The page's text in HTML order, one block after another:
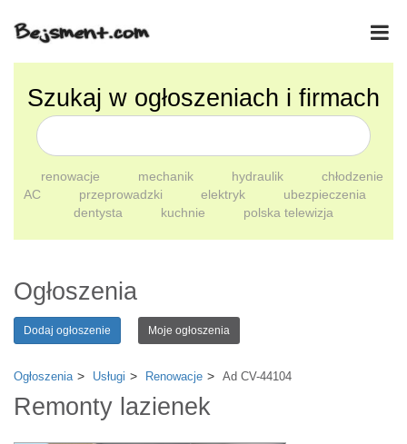
Szukaj w ogłoszeniach i firmach
renowacje mechanik hydraulik
chłodzenie
AC
przeprowadzki elektryk
ubezpieczenia
dentysta
kuchnie polska telewizja
Ogłoszenia
Dodaj ogłoszenie Moje ogłoszenia
Ogłoszenia Usługi Renowacje Ad CV-44104
Remonty lazienek